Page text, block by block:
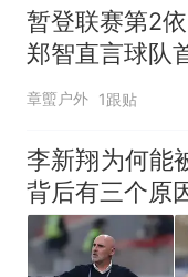
暂登联赛第2依
郑智直言球队
级，亚冠稳步
章蠞户外 1跟贴
李新翔为何能
背后有三个原